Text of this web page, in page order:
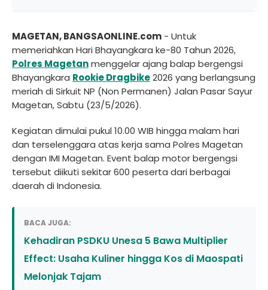
MAGETAN, BANGSAONLINE.com - Untuk
memeriahkan Hari Bhayangkara ke-80 Tahun 2026,
Polres Magetanmenggelar ajang balap bergengsi
Bhayangkara Rookie Dragbike2026 yang berlangsung
meriah di Sirkuit NP (Non Permanen) Jalan Pasar Sayur
Magetan, Sabtu (23/5/2026).
Kegiatan dimulai pukul 10.00 WIB hingga malam hari
dan terselenggara atas kerja sama Polres Magetan
dengan IMI Magetan. Event balap motor bergengsi
tersebut diikuti sekitar 600 peserta dari berbagai
daerah di Indonesia.
BACA JUGA:
Kehadiran PSDKU Unesa 5 Bawa Multiplier
Effect: Usaha Kuliner hingga Kos di Maospati
Melonjak Tajam